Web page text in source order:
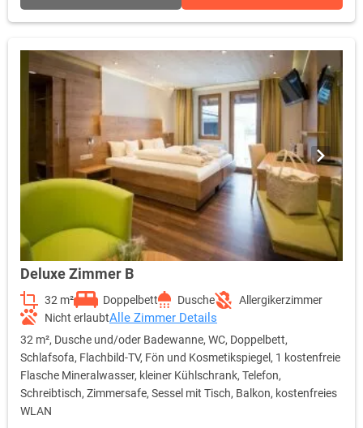
Deluxe Zimmer B
32 m² Doppelbett Dusche
Allergikerzimmer
Nicht erlaubtAlle Zimmer Details
32 m², Dusche und/oder Badewanne, WC, Doppelbett,
Schlafsofa, Flachbild-TV, Fön und Kosmetikspiegel, 1 kostenfreie
Flasche Mineralwasser, kleiner Kühlschrank, Telefon,
Schreibtisch, Zimmersafe, Sessel mit Tisch, Balkon, kostenfreies
WLAN